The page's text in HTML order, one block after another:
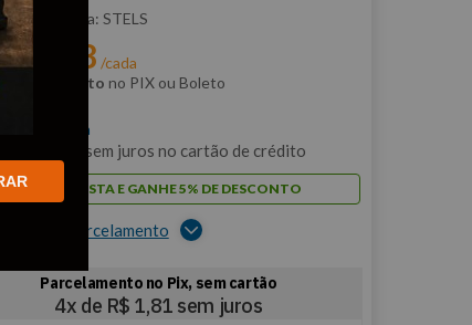
STELS
88 /cada
de desconto no PIX ou Boleto
/cada
sem juros no cartão de crédito
PAGUE À VISTA E GANHE 5% DE DESCONTO
de parcelamento